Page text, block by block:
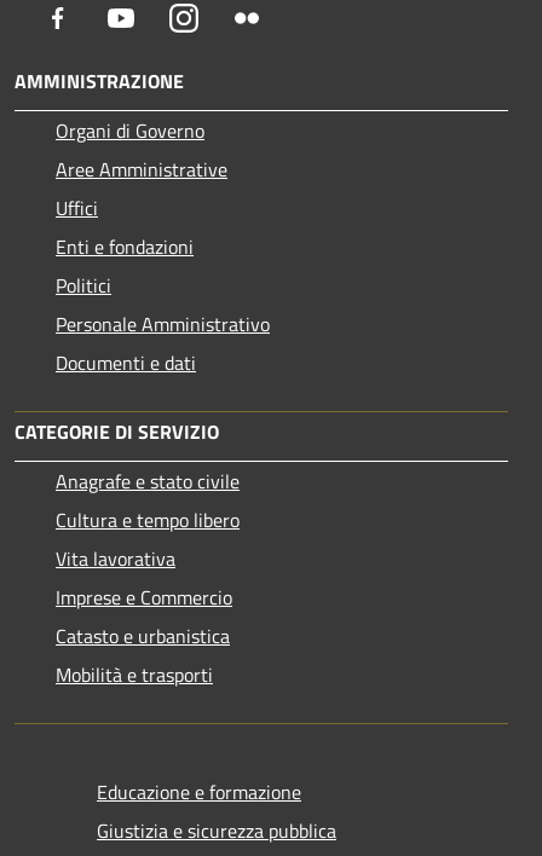
Facebook YoutubeInstagram
AMMINISTRAZIONE
Organi di Governo
Aree Amministrative
Uffici
Enti e fondazioni
Politici
Personale Amministrativo
Documenti e dati
CATEGORIE DI SERVIZIO
Anagrafe e stato civile
Cultura e tempo libero
Vita lavorativa
Imprese e Commercio
Catasto e urbanistica
Mobilità e trasporti
Educazione e formazione
Giustizia e sicurezza pubblica